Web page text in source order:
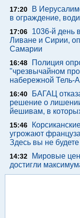
17:20
В
в ограждение,
17:06
1036-й день
Ливане и Сирии,
Самарии
16:48
Полиция
"чрезвычайном
набережной Тель-
16:40
БАГАЦ
решение о
йешивам, в
15:46
угрожают
Здесь вы не
14:32
Мировые
достигли